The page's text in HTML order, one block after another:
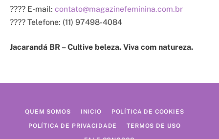
???? E-mail: contato@magazinefeminina.com.br
???? Telefone: (11) 97498-4084
Jacarandá BR – Cultive beleza. Viva com natureza.
QUEM SOMOS INICIO POLÍTICA DE COOKIES
POLÍTICA DE PRIVACIDADE TERMOS DE USO